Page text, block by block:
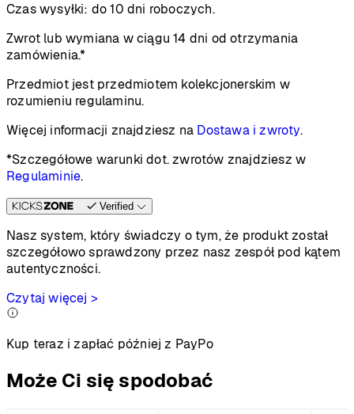
Czas wysyłki: do 10 dni roboczych.
Zwrot lub wymiana w ciągu 14 dni od otrzymania
zamówienia.*
Przedmiot jest przedmiotem kolekcjonerskim w
rozumieniu regulaminu.
Więcej informacji znajdziesz na Dostawa i zwroty.
*Szczegółowe warunki dot. zwrotów znajdziesz w
Regulaminie.
Verified
Nasz system, który świadczy o tym, że produkt został
szczegółowo sprawdzony przez nasz zespół pod kątem
autentyczności.
Czytaj więcej >
Kup teraz i zapłać później z PayPo
Może Ci się spodobać